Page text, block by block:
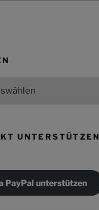
UNTERSTÜTZEN
PayPal unterstützen